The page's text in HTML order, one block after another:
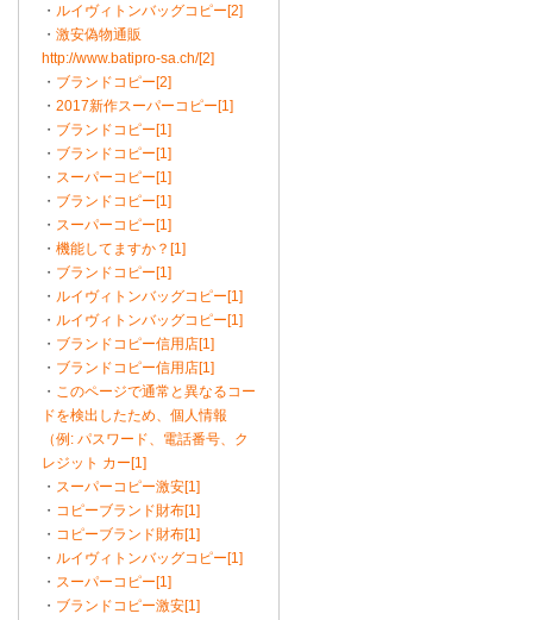
・ ルイヴィトンバッグコピー[2]
・ 激安偽物通販
http://www.batipro-sa.ch/[2]
・ ブランドコピー[2]
・ 2017新作スーパーコピー[1]
・ ブランドコピー[1]
・ ブランドコピー[1]
・ スーパーコピー[1]
・ ブランドコピー[1]
・ スーパーコピー[1]
・ 機能してますか？[1]
・ ブランドコピー[1]
・ ルイヴィトンバッグコピー[1]
・ ルイヴィトンバッグコピー[1]
・ ブランドコピー信用店[1]
・ ブランドコピー信用店[1]
・ このページで通常と異なるコー
ドを検出したため、個人情報
（例: パスワード、電話番号、ク
レジット カー[1]
・ スーパーコピー激安[1]
・ コピーブランド財布[1]
・ コピーブランド財布[1]
・ ルイヴィトンバッグコピー[1]
・ スーパーコピー[1]
・ ブランドコピー激安[1]